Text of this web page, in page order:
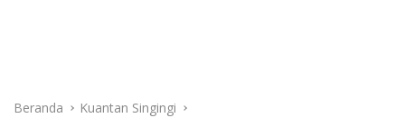
Beranda Kuantan Singingi